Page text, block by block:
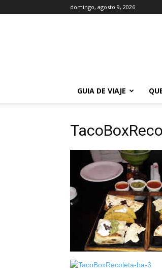
domingo, agosto 9, 2026
GUIA DE VIAJE